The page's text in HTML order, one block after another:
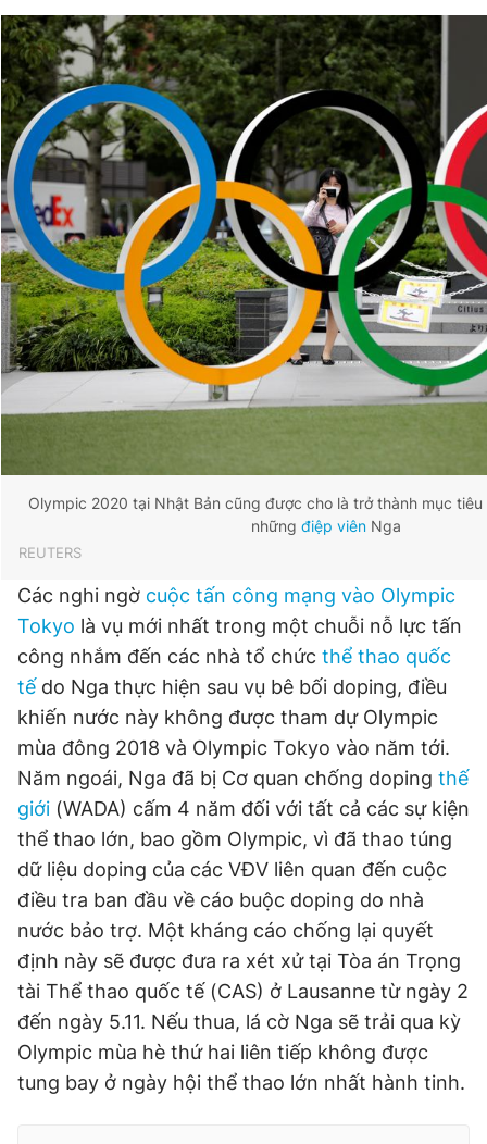
Olympic 2020 tại Nhật Bản cũng được cho là trở thành mục
những điệp viên Nga
REUTERS
Các nghi ngờ cuộc tấn công mạng vào Olympic
Tokyo là vụ mới nhất trong một chuỗi nỗ lực tấn
công nhắm đến các nhà tổ chức thể thao quốc
tế do Nga thực hiện sau vụ bê bối doping, điều
khiến nước này không được tham dự Olympic
mùa đông 2018 và Olympic Tokyo vào năm tới.
Năm ngoái, Nga đã bị Cơ quan chống doping thế
giới (WADA) cấm 4 năm đối với tất cả các sự kiện
thể thao lớn, bao gồm Olympic, vì đã thao túng
dữ liệu doping của các VĐV liên quan đến cuộc
điều tra ban đầu về cáo buộc doping do nhà
nước bảo trợ. Một kháng cáo chống lại quyết
định này sẽ được đưa ra xét xử tại Tòa án Trọng
tài Thể thao quốc tế (CAS) ở Lausanne từ ngày 2
đến ngày 5.11. Nếu thua, lá cờ Nga sẽ trải qua kỳ
Olympic mùa hè thứ hai liên tiếp không được
tung bay ở ngày hội thể thao lớn nhất hành tinh.